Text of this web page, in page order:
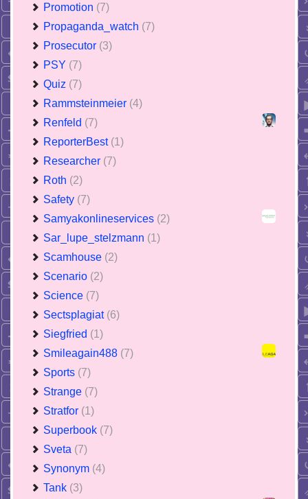
Promotion (7)
Propaganda_watch (7)
Prosecutor (3)
PSY (7)
Quiz (7)
Rammsteinmeier (4)
Renfeld (7)
ReporterBest (1)
Researcher (7)
Roth (2)
Safety (7)
Samyakonlineservices (2)
Sar_lupe_stelzmann (1)
Scamhouse (2)
Scenario (2)
Science (7)
Sectsplagiat (6)
Siegfried (1)
Smileagain488 (7)
Sports (7)
Strange (7)
Stratfor (1)
Superbook (7)
Sveta (7)
Synonym (4)
Tank (3)